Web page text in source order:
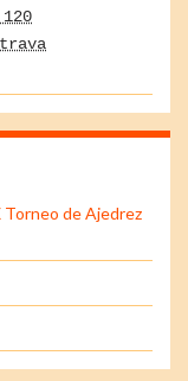
Torneo de Ajedrez